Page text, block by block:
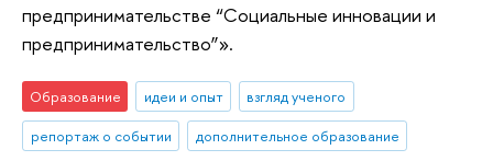
предпринимательстве “Социальные инновации и
предпринимательство”».
Образование идеи и опыт
взгляд ученого
репортаж о событии
дополнительное образование